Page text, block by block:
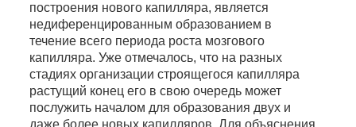
построения нового капилляра, является
недиференцированным образованием в
течение всего периода роста мозгового
капилляра. Уже отмечалось, что на разных
стадиях организации строящегося капилляра
растущий конец его в свою очередь может
послужить началом для образования двух и
даже более новых капилляров. Для объяснения